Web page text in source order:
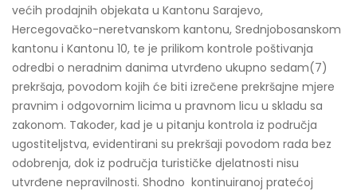
većih prodajnih objekata u Kantonu Sarajevo,
Hercegovačko-neretvanskom kantonu, Srednjobosanskom
kantonu i Kantonu 10, te je prilikom kontrole poštivanja
odredbi o neradnim danima utvrđeno ukupno sedam(7)
prekršaja, povodom kojih će biti izrečene prekršajne mjere
pravnim i odgovornim licima u pravnom licu u skladu sa
zakonom. Također, kad je u pitanju kontrola iz područja
ugostiteljstva, evidentirani su prekršaji povodom rada bez
odobrenja, dok iz područja turističke djelatnosti nisu
utvrđene nepravilnosti. Shodno kontinuiranoj pratećoj